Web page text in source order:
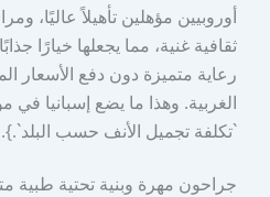
أوروبيين مؤهلين تأهيلاً عاليًا،
ثقافية غنية، مما يجعلها خيارًا
رعاية متميزة دون دفع الأسعار
الغربية. وهذا ما يضع إسبانيا في
`تكلفة تجميل الأنف حسب البلد`.}.
جراحون مهرة وبنية تحتية طبية